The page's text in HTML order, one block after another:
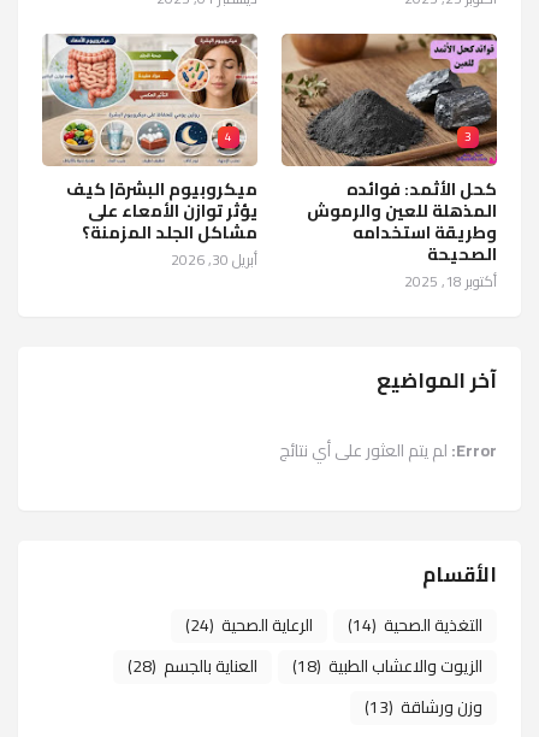
3
كحل الأثمد: فوائده
المذهلة للعين والرموش
وطريقة استخدامه
الصحيحة
أكتوبر 18, 2025
4
ميكروبيوم البشرة| كيف
يؤثر توازن الأمعاء على
مشاكل الجلد المزمنة؟
أبريل 30, 2026
آخر المواضيع
Error: لم يتم العثور على أي نتائج
الأقسام
التغذية الصحية (14) الرعاية الصحية (24)
الزيوت والاعشاب الطبية (18) العناية بالجسم (28)
وزن ورشاقة (13)